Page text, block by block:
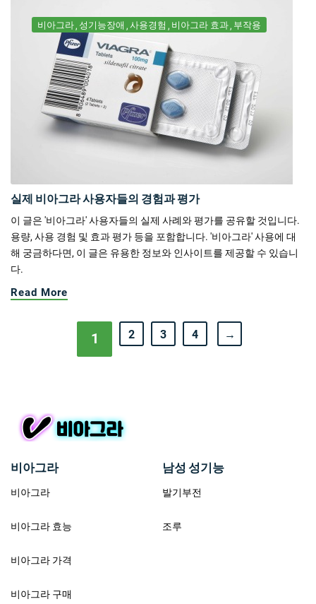
비아그라 성기능장애 사용경험 비아그라 효과 부작용
실제 비아그라 사용자들의 경험과 평가
이 글은 '비아그라' 사용자들의 실제 사례와 평가를 공유할 것입니다.
용량, 사용 경험 및 효과 평가 등을 포함합니다. '비아그라' 사용에 대
해 궁금하다면, 이 글은 유용한 정보와 인사이트를 제공할 수 있습니
다.
Read More
1 2 3 4 →
비아그라
비아그라
비아그라 효능
비아그라 가격
비아그라 구매
남성 성기능
발기부전
조루